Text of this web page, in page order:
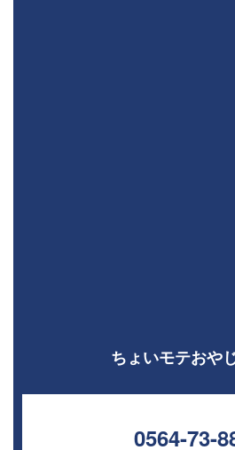
ちょいモテおや
0564-73-